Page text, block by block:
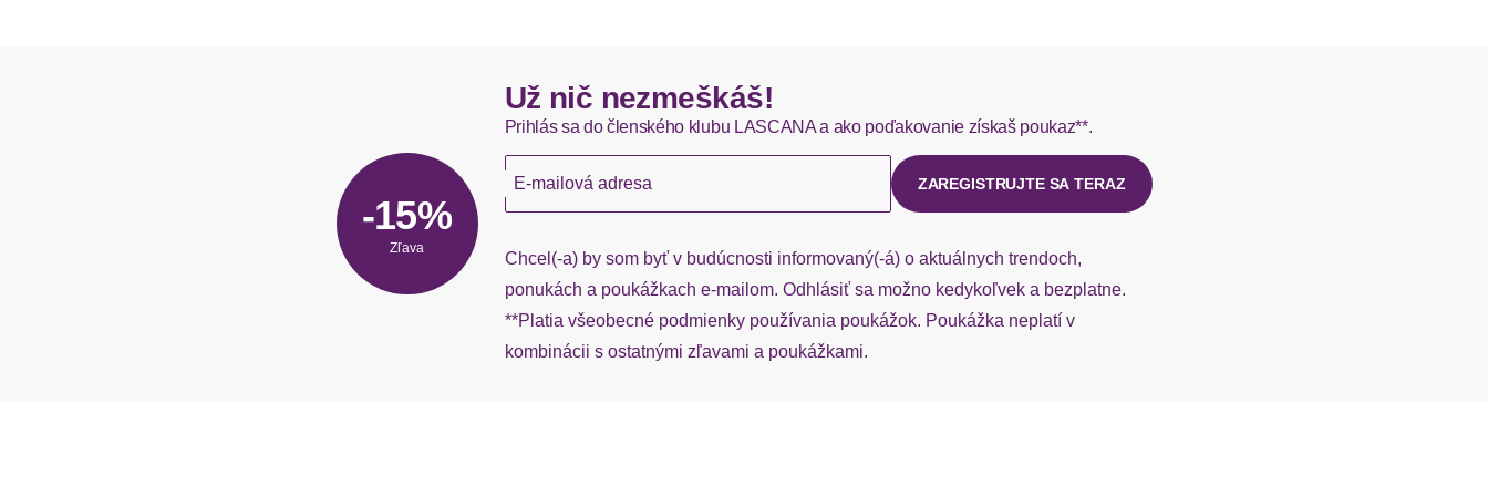
Okamžite dostupné položky sú zvyčajne doručené kuriérom Hermes do 1-3 pracovných dní.
Ak chýba návratový štítok, môžete si kedykoľvek požiadať o nový u našej zákazníckej služby.
-15%
Zľava
Už nič nezmeškáš!
Prihlás sa do členského klubu LASCANA a ako poďakovanie získaš poukaz**.
E-mailová adresa ZAREGISTRUJTE SA TERAZ
Chcel(-a) by som byť v budúcnosti informovaný(-á) o aktuálnych trendoch,
ponukách a poukážkach e-mailom. Odhlásiť sa možno kedykoľvek a bezplatne.
**Platia všeobecné podmienky používania poukážok. Poukážka neplatí v
kombinácii s ostatnými zľavami a poukážkami.